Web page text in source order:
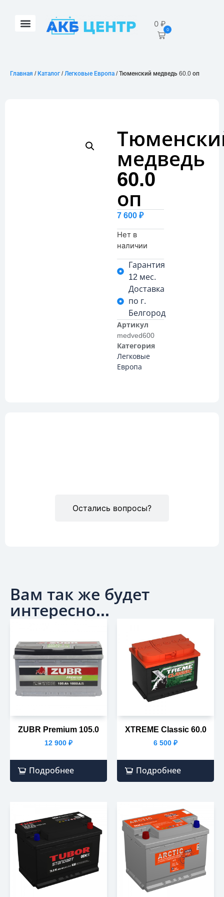
0₽
0
Главная / Каталог /Легковые Европа / Тюменский медведь 60.0 оп
медведь
60.0
оп
7 600 ₽
Нет в
наличии
Гарантия
12 мес.
Доставка
по г.
Белгород
Артикул
medved600
Категория
Легковые
Европа
Остались вопросы?
Вам так же будет
интересно...
ZUBR Premium 105.0
12 900 ₽
Подробнее
XTREME Classic 60.0
6 500 ₽
Подробнее